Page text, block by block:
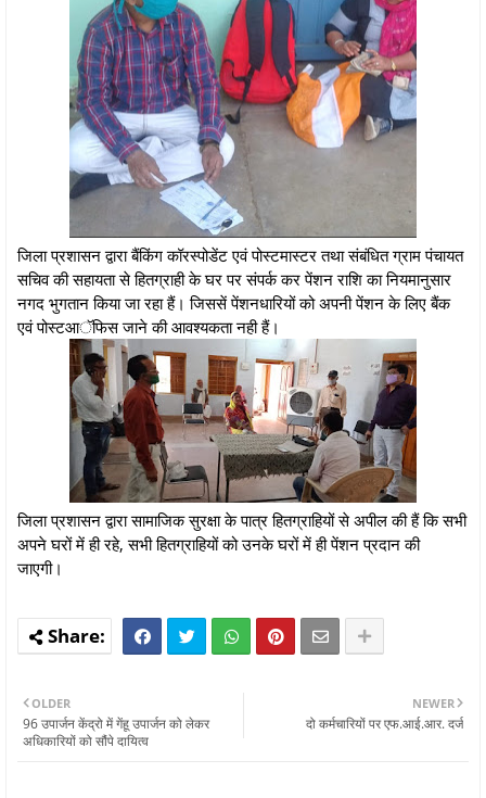
जिला प्रशासन द्वारा बैंकिंग कॉरस्पोडेंट एवं पोस्टमास्टर तथा संबंधित ग्राम पंचायत
सचिव की सहायता से हितग्राही के घर पर संपर्क कर पेंशन राशि का नियमानुसार
नगद भुगतान किया जा रहा हैं। जिससें पेंशनधारियों को अपनी पेंशन के लिए बैंक
एवं पोस्टआॅफिस जाने की आवश्यकता नही हैं।
जिला प्रशासन द्वारा सामाजिक सुरक्षा के पात्र हितग्राहियों से अपील की हैं कि सभी
अपने घरों में ही रहे, सभी हितग्राहियों को उनके घरों में ही पेंशन प्रदान की
जाएगी।
NEWER
दो कर्मचारियों पर एफ.आई.आर. दर्ज
OLDER
96 उपार्जन केंद्रो में गेंहू उपार्जन को लेकर
अधिकारियों को सौंपे दायित्व